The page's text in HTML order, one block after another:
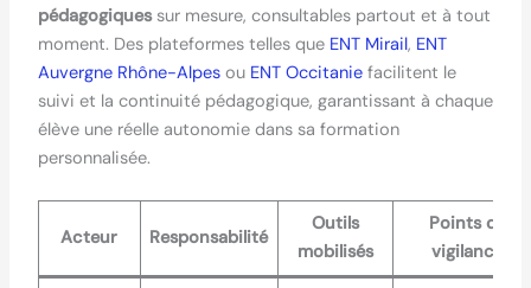
pédagogiquessur mesure, consultables partout et à tout
moment. Des plateformes telles que ENT Mirail, ENT
Auvergne Rhône-Alpesou ENT Occitaniefacilitent le
suivi et la continuité pédagogique, garantissant à chaque
élève une réelle autonomie dans sa formation
personnalisée.
Acteur Responsabilité
Outils
mobilisés
Points de
vigilance